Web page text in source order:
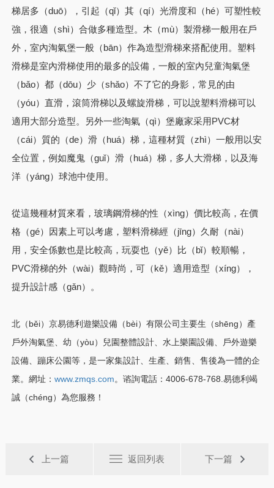
梯居多（duō），引起（qǐ）其（qí）光滑度和（hé）可塑性較
強，很適（shì）合做多種造型。木（mù）製滑梯一般用在戶
外，室內淘氣堡一般（bān）作為造型滑梯來搭配使用。塑料
滑梯是室內滑梯使用的最多的設備，一般的室內兒童淘氣堡
（bǎo）都（dōu）少（shǎo）不了它的身影，常見的由
（yóu）直滑，滾筒滑梯以及螺旋滑梯，可以說塑料滑梯可以
適用大部分造型。另外一些淘氣（qì）堡廠家采用PVC材
（cái）質的（de）滑（huá）梯，這種材質（zhì）一般用以安
全位置，例如魔鬼（guǐ）滑（huá）梯，多人大滑梯，以及海
洋（yáng）球池中使用。
從這幾種材質來看，玻璃鋼滑梯的性（xìng）價比較高，在價
格（gé）因素上可以考慮，塑料滑梯經（jīng）久耐（nài）
用，安全係數也是比較高，玩耍也（yě）比（bǐ）較順暢，
PVC滑梯的外（wài）觀時尚，可（kě）適用造型（xíng），
提升設計感（gǎn）。
北（běi）京易德利遊樂設備（bèi）有限公司主要生（shēng）產
戶外淘氣堡 幼（yòu）兒園整體設計、 水上樂園設備、
戶外遊樂
設備、 蹦床公園等，是一家集設計、生產、銷售、售後為一體的企
業。網址： www.zmqs.com。谘詢電話：4006-678-768.易德利竭
誠（chéng）為您服務！
上一篇 返回列表 下一篇